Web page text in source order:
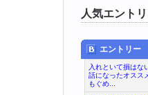
人気エントリ
エントリー
入れといて損はな
話になったオスス
もぐめ...